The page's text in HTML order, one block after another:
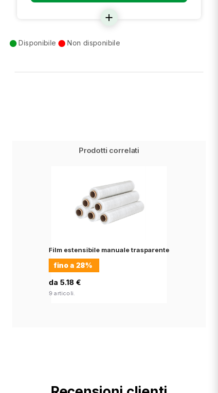
add
Disponibile Non disponibile
Prodotti correlati
Film estensibile manuale trasparente
fino a 28%
da 5.18 €
9 articoli.